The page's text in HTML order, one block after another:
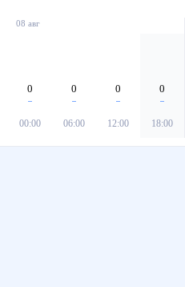
08 авг
0
00:00
0
06:00
0
12:00
0
18:00